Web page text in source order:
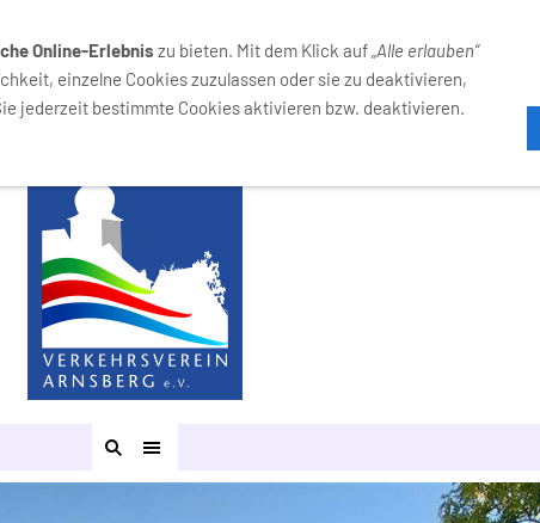
Online-Erlebnis zu bieten. Mit dem Klick auf„Alle erlauben“
einzelne Cookies zuzulassen oder sie zu deaktivieren,
jederzeit bestimmte Cookies aktivieren bzw. deaktivieren.